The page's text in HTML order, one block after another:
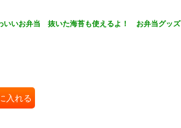
いお弁当 抜いた海苔も使えるよ！ お弁当グッズ
入れる